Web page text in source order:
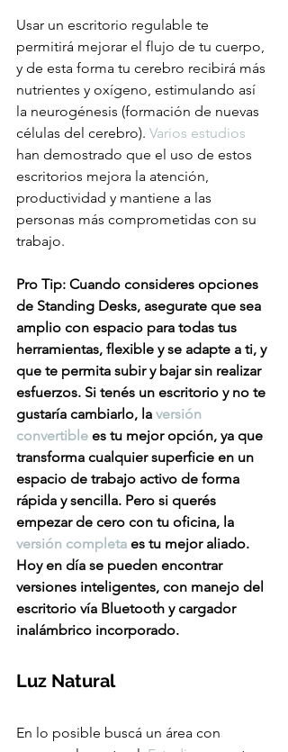
Usar un escritorio regulable te
permitirá mejorar el flujo de tu cuerpo,
y de esta forma tu cerebro recibirá más
nutrientes y oxígeno, estimulando así
la neurogénesis (formación de nuevas
células del cerebro). Varios estudios
han demostrado que el uso de estos
escritorios mejora la atención,
productividad y mantiene a las
personas más comprometidas con su
trabajo.
Pro Tip: Cuando consideres opciones
de Standing Desks, asegurate que sea
amplio con espacio para todas tus
herramientas, flexible y se adapte a ti, y
que te permita subir y bajar sin realizar
esfuerzos. Si tenés un escritorio y no te
gustaría cambiarlo, la versión
convertible es tu mejor opción, ya que
transforma cualquier superficie en un
espacio de trabajo activo de forma
rápida y sencilla. Pero si querés
empezar de cero con tu oficina, la
versión completa es tu mejor aliado.
Hoy en día se pueden encontrar
versiones inteligentes, con manejo del
escritorio vía Bluetooth y cargador
inalámbrico incorporado.
Luz Natural
En lo posible buscá un área con